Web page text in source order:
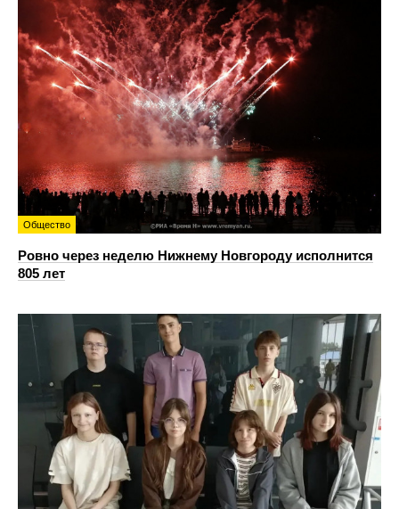
Общество
Ровно через неделю Нижнему Новгороду исполнится
805 лет